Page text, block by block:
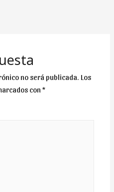
no será publicada. Los
con*